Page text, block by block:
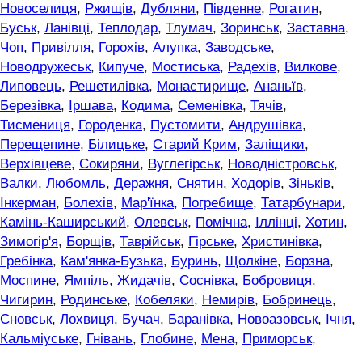
Новоселиця, Ржищів, Дубляни, Південне, Рогатин,
Буськ, Ланівці, Теплодар, Тлумач, Зоринськ, Заставна,
Чоп, Привілля, Горохів, Алупка, Заводське,
Новодружеськ, Кипуче, Мостиська, Радехів, Вилкове,
Липовець, Решетилівка, Монастирище, Ананьїв,
Березівка, Іршава, Кодима, Семенівка, Тячів,
Тисмениця, Городенка, Пустомити, Андрушівка,
Перещепине, Білицьке, Старий Крим, Заліщики,
Верхівцеве, Сокиряни, Вуглегірськ, Новодністровськ,
Валки, Любомль, Деражня, Снятин, Ходорів, Зіньків,
Інкерман, Болехів, Мар'їнка, Погребище, Татарбунари,
Камінь-Каширський, Олевськ, Помічна, Іллінці, Хотин,
Зимогір'я, Борщів, Таврійськ, Гірське, Христинівка,
Гребінка, Кам'янка-Бузька, Буринь, Щолкіне, Борзна,
Моспине, Ямпіль, Жидачів, Соснівка, Бобровиця,
Чигирин, Родинське, Кобеляки, Немирів, Бобринець,
Сновськ, Лохвиця, Бучач, Баранівка, Новоазовськ, Ічня,
Кальміуське, Гнівань, Глобине, Мена, Приморськ,